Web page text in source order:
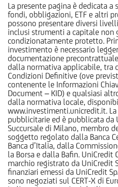
La presente pagina è dedicata
fondi, obbligazioni, ETF e altri
possono presentare diversi
inclusi strumenti a capitale non
condizionatamente protetto.
investimento è necessario
documentazione
dalla normativa applicabile, tra
Condizioni Definitive (ove
contenente le Informazioni
Document – KID) e qualsiasi
dalla normativa locale,
www.investimenti.unicredit.it.
pubblicitarie ed è pubblicata da
Succursale di Milano, membro
soggetto regolato dalla Banca
Banca d’Italia, dalla
la Borsa e dalla Bafin. UniCredit
marchio registrato da UniCredit
finanziari emessi da UniCredit
sono negoziati sul CERT-X di